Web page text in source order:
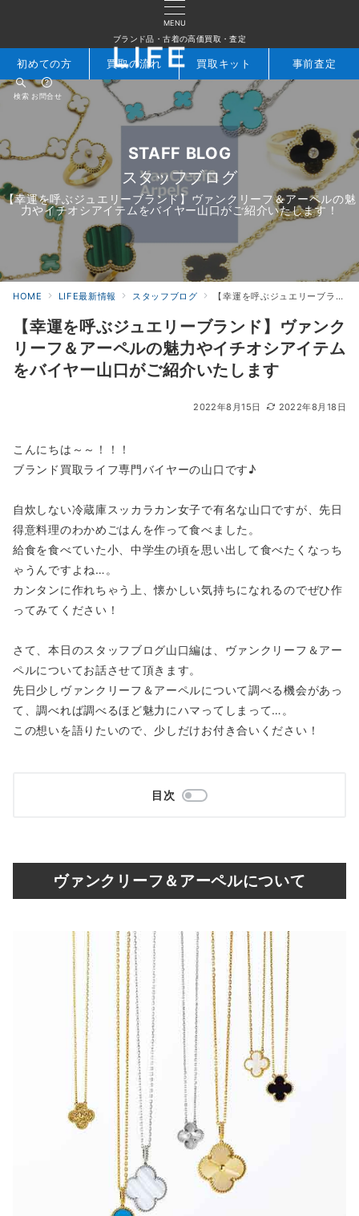
MENU
ブランド品・古着の高価買取・査定
検索 お問合せ
初めての方 買取の流れ 買取キット 事前査定
STAFF BLOG
スタッフブログ
【幸運を呼ぶジュエリーブランド】ヴァンクリーフ＆アーペルの魅
力やイチオシアイテムをバイヤー山口がご紹介いたします！
HOME LIFE最新情報 スタッフブログ 【幸運を呼ぶジュエリーブランド】ヴァンクリーフ＆アーペルの魅力やイチオシアイテムをバイヤー山口がご紹介いたします
【幸運を呼ぶジュエリーブランド】ヴァンク
リーフ＆アーペルの魅力やイチオシアイテム
をバイヤー山口がご紹介いたします
2022年8月15日 2022年8月18日
こんにちは～～！！！
ブランド買取ライフ専門バイヤーの山口です♪
自炊しない冷蔵庫スッカラカン女子で有名な山口ですが、先日
得意料理のわかめごはんを作って食べました。
給食を食べていた小、中学生の頃を思い出して食べたくなっち
ゃうんですよね…。
カンタンに作れちゃう上、懐かしい気持ちになれるのでぜひ作
ってみてください！
さて、本日のスタッフブログ山口編は、ヴァンクリーフ＆アー
ペルについてお話させて頂きます。
先日少しヴァンクリーフ＆アーペルについて調べる機会があっ
て、調べれば調べるほど魅力にハマってしまって…。
この想いを語りたいので、少しだけお付き合いください！
目次
ヴァンクリーフ＆アーペルについて